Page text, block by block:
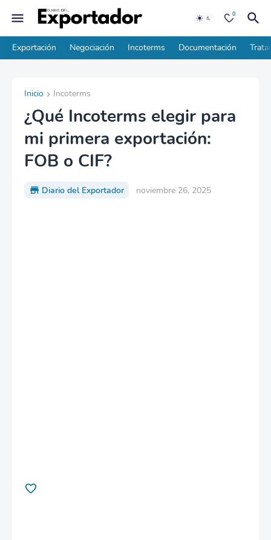
0
Exportación Negociación Incoterms Documentación
Inicio Incoterms
¿Qué Incoterms elegir para
mi primera exportación:
FOB o CIF?
Diario del Exportador noviembre 26, 2025